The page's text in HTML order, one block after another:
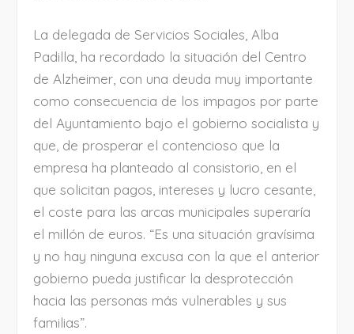
La delegada de Servicios Sociales, Alba
Padilla, ha recordado la situación del Centro
de Alzheimer, con una deuda muy importante
como consecuencia de los impagos por parte
del Ayuntamiento bajo el gobierno socialista y
que, de prosperar el contencioso que la
empresa ha planteado al consistorio, en el
que solicitan pagos, intereses y lucro cesante,
el coste para las arcas municipales superaría
el millón de euros. “Es una situación gravísima
y no hay ninguna excusa con la que el anterior
gobierno pueda justificar la desprotección
hacia las personas más vulnerables y sus
familias”.